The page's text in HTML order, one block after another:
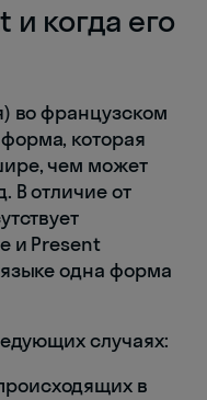
и когда его
во французском
которая
чем может
В отличие от
и Present
одна форма
случаях:
в